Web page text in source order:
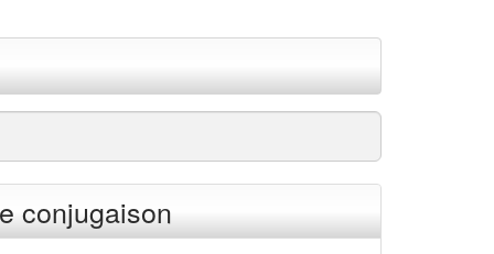
conjugaison